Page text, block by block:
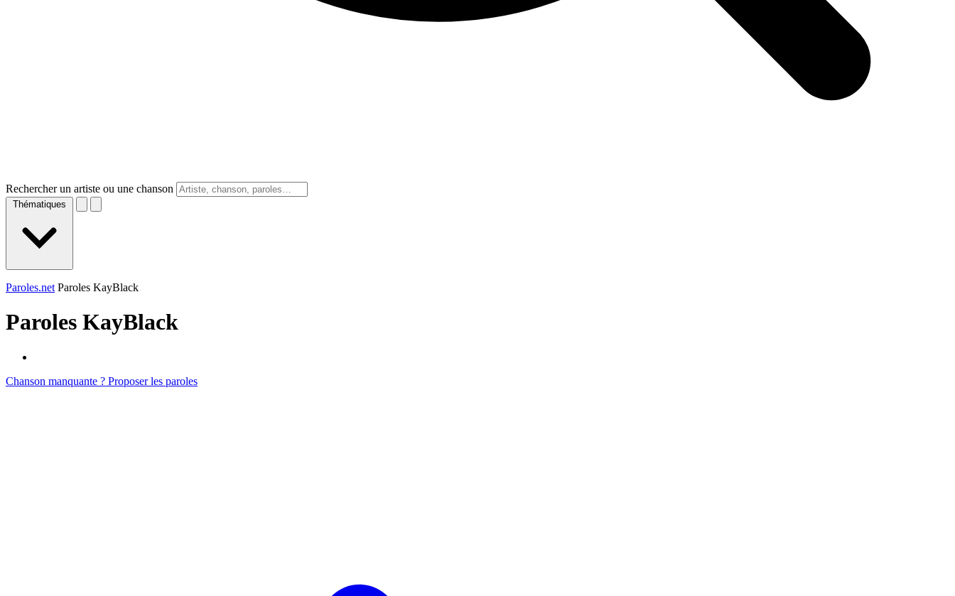
Rechercher un artiste ou une chanson
Thématiques
Paroles.net Paroles KayBlack
Paroles KayBlack
Chanson manquante ? Proposer les paroles